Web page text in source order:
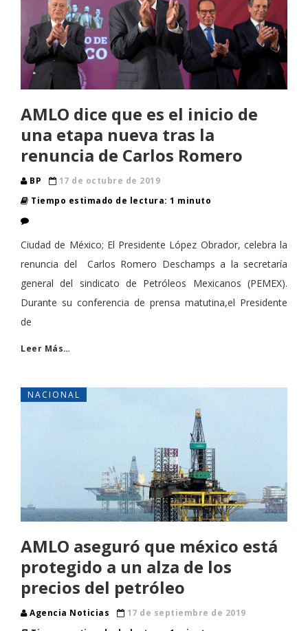
AMLO dice que es el inicio de
una etapa nueva tras la
renuncia de Carlos Romero
BP
17 de octubre de 2019
Tiempo estimado de lectura: 1 minuto
Ciudad de México; El Presidente López Obrador, celebra la
renuncia del Carlos Romero Deschamps a la secretaría
general del sindicato de Petróleos Mexicanos (PEMEX).
Durante su conferencia de prensa matutina,el Presidente
de
Leer Más…
NACIONAL
AMLO aseguró que méxico está
protegido a un alza de los
precios del petróleo
Agencia Noticias
17 de septiembre de 2019